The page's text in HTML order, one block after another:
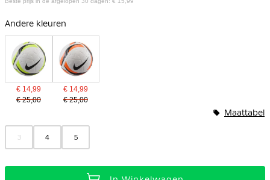
gallerij
Andere kleuren
€ 14,99
€ 25,00
€ 14,99
€ 25,00
3 4 5
Maattabel